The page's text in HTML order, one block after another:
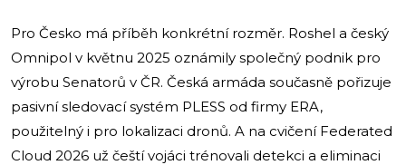
Pro Česko má příběh konkrétní rozměr. Roshel a český
Omnipol v květnu 2025 oznámily společný podnik pro
výrobu Senatorů v ČR. Česká armáda současně pořizuje
pasivní sledovací systém PLESS od firmy ERA,
použitelný i pro lokalizaci dronů. A na cvičení Federated
Cloud 2026 už čeští vojáci trénovali detekci a eliminaci